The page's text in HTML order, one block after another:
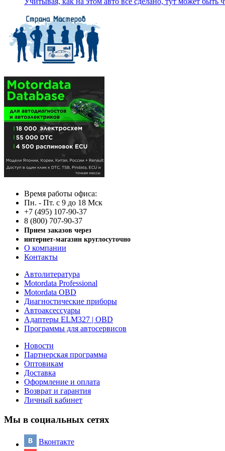
Время работы офиса:
Пн. - Пт. с 9 до 18 Мск
+7 (495) 107-90-37
8 (800) 707-90-37
Прием заказов через
интернет-магазин круглосуточно
О компании
Контакты
Автолитература
Motordata Professional
Motordata OBD
Диагностические приборы
Автоаксессуары
Адаптеры ELM327 | OBD
Программы для автосервисов
Новости
Партнерская программа
Оптовикам
Доставка
Оформление и оплата
Возврат и гарантия
Личный кабинет
Мы в социальных сетях
Вконтакте